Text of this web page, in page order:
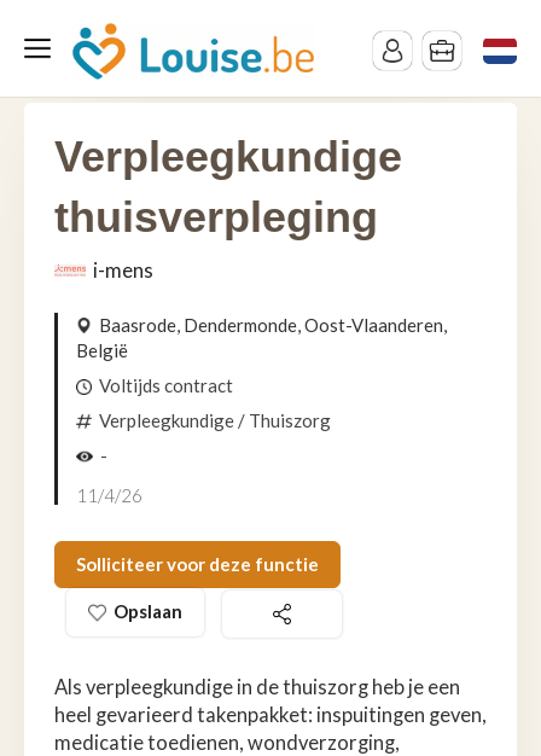
Verpleegkundige
thuisverpleging
i-mens
Baasrode, Dendermonde, Oost-Vlaanderen,
België
Voltijds contract
Verpleegkundige / Thuiszorg
-
11/4/26
Solliciteer voor deze functie
Opslaan
Als verpleegkundige in de thuiszorg heb je een
heel gevarieerd takenpakket: inspuitingen geven,
medicatie toedienen, wondverzorging,